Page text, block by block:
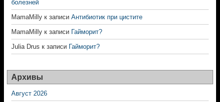
болезней
MamaMilly к записи Антибиотик при цистите
MamaMilly к записи Гайморит?
Julia Drus к записи Гайморит?
Архивы
Август 2026